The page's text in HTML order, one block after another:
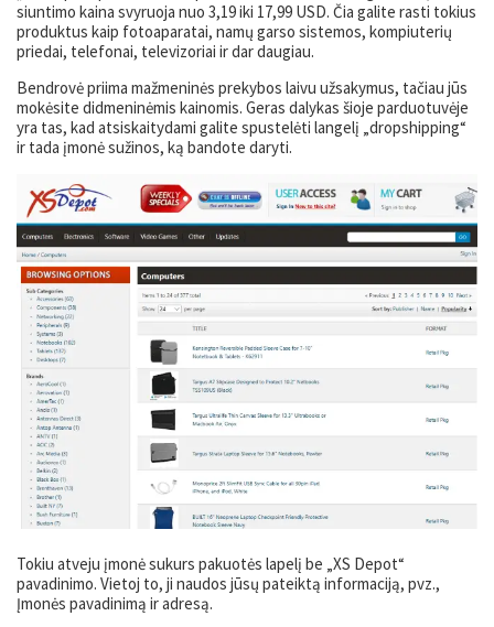
siuntimo kaina svyruoja nuo 3,19 iki 17,99 USD. Čia galite rasti tokius
produktus kaip fotoaparatai, namų garso sistemos, kompiuterių
priedai, telefonai, televizoriai ir dar daugiau.
Bendrovė priima mažmeninės prekybos laivu užsakymus, tačiau jūs
mokėsite didmeninėmis kainomis. Geras dalykas šioje parduotuvėje
yra tas, kad atsiskaitydami galite spustelėti langelį „dropshipping“
ir tada įmonė sužinos, ką bandote daryti.
Tokiu atveju įmonė sukurs pakuotės lapelį be „XS Depot“
pavadinimo. Vietoj to, ji naudos jūsų pateiktą informaciją, pvz.,
Įmonės pavadinimą ir adresą.